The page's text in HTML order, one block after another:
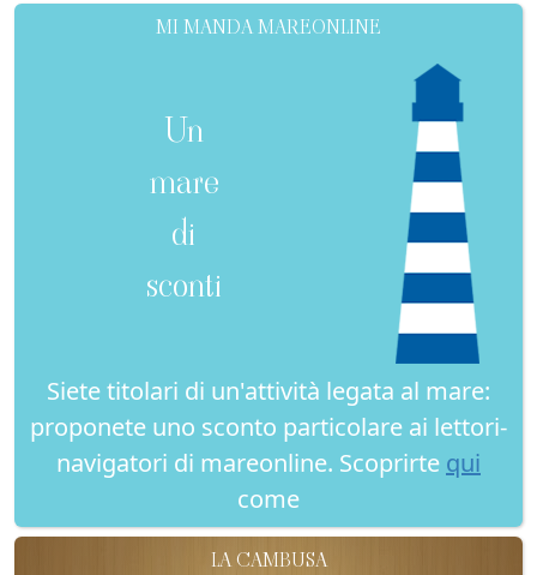
MI MANDA MAREONLINE
Un
mare
di
sconti
Siete titolari di un'attività legata al mare:
proponete uno sconto particolare ai lettori-
navigatori di mareonline. Scoprirte qui
come
LA CAMBUSA